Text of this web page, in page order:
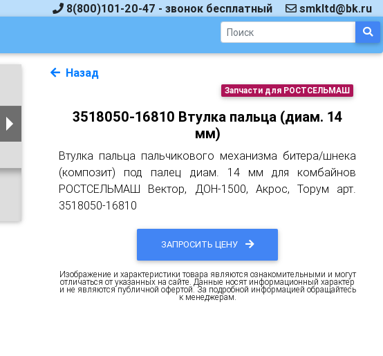
8(800)101-20-47 - звонок бесплатный smkltd@bk.ru
Назад
Запчасти для РОСТСЕЛЬМАШ
3518050-16810 Втулка пальца (диам. 14
мм)
Втулка пальца пальчикового механизма битера/шнека
(композит) под палец диам. 14 мм для комбайнов
РОСТСЕЛЬМАШ Вектор, ДОН-1500, Акрос, Торум арт.
3518050-16810
ЗАПРОСИТЬ ЦЕНУ
Изображение и характеристики товара являются ознакомительными и могут
отличаться от указанных на сайте. Данные носят информационный характер
и не являются публичной офертой. За подробной информацией обращайтесь
к менеджерам.